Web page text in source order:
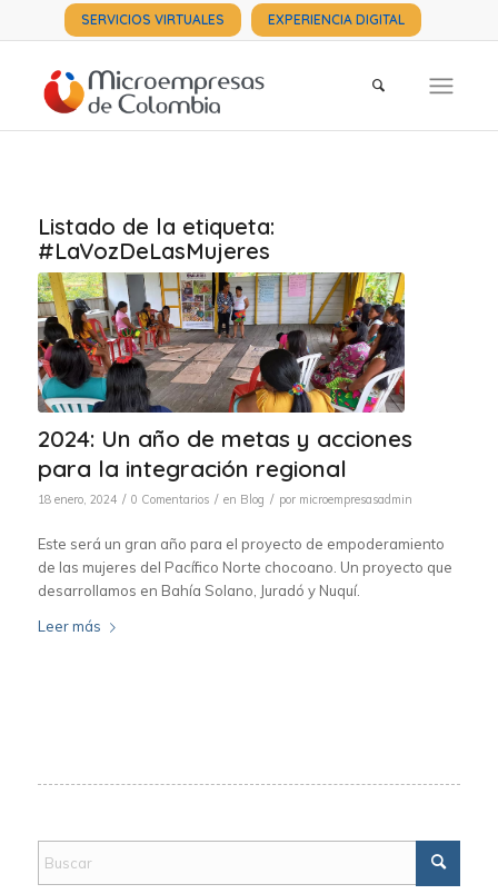
SERVICIOS VIRTUALES EXPERIENCIA DIGITAL
Listado de la etiqueta:
#LaVozDeLasMujeres
2024: Un año de metas y acciones
para la integración regional
18 enero, 2024 / 0 Comentarios / en Blog / por microempresasadmin
Este será un gran año para el proyecto de empoderamiento
de las mujeres del Pacífico Norte chocoano. Un proyecto que
desarrollamos en Bahía Solano, Juradó y Nuquí.
Leer más